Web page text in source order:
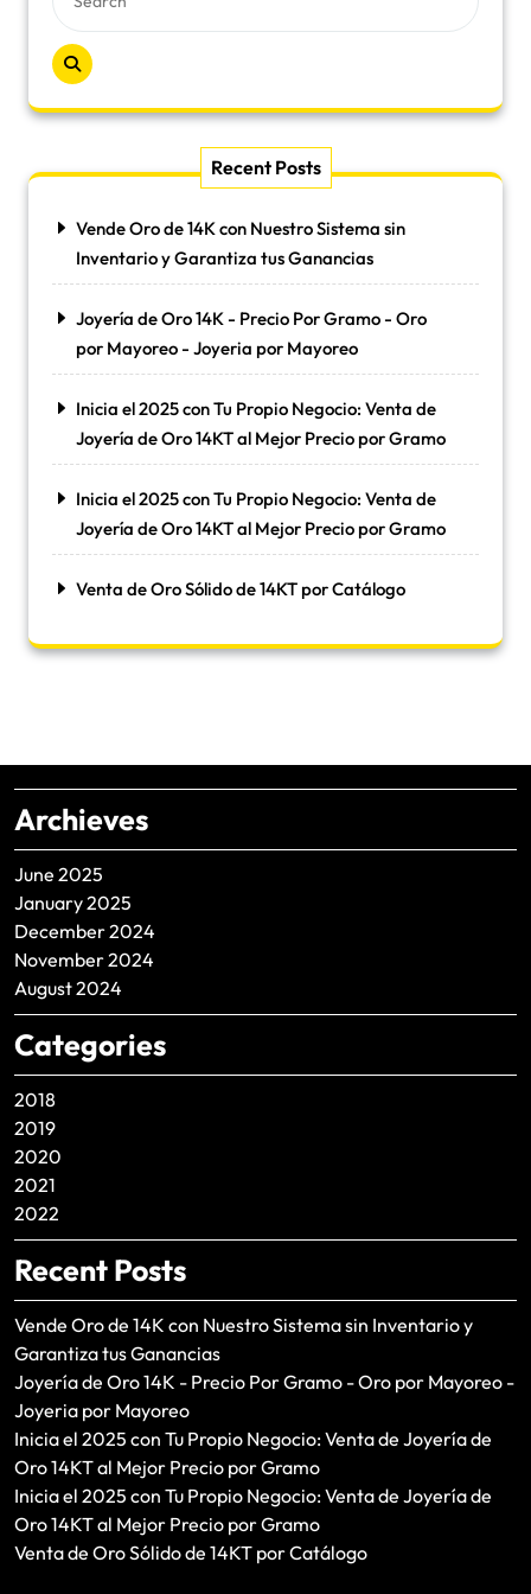
Recent Posts
Vende Oro de 14K con Nuestro Sistema sin
Inventario y Garantiza tus Ganancias
Joyería de Oro 14K - Precio Por Gramo - Oro
por Mayoreo - Joyeria por Mayoreo
Inicia el 2025 con Tu Propio Negocio: Venta de
Joyería de Oro 14KT al Mejor Precio por Gramo
Inicia el 2025 con Tu Propio Negocio: Venta de
Joyería de Oro 14KT al Mejor Precio por Gramo
Venta de Oro Sólido de 14KT por Catálogo
Archieves
June 2025
January 2025
December 2024
November 2024
August 2024
Categories
2018
2019
2020
2021
2022
Recent Posts
Vende Oro de 14K con Nuestro Sistema sin Inventario y
Garantiza tus Ganancias
Joyería de Oro 14K - Precio Por Gramo - Oro por Mayoreo -
Joyeria por Mayoreo
Inicia el 2025 con Tu Propio Negocio: Venta de Joyería de
Oro 14KT al Mejor Precio por Gramo
Inicia el 2025 con Tu Propio Negocio: Venta de Joyería de
Oro 14KT al Mejor Precio por Gramo
Venta de Oro Sólido de 14KT por Catálogo